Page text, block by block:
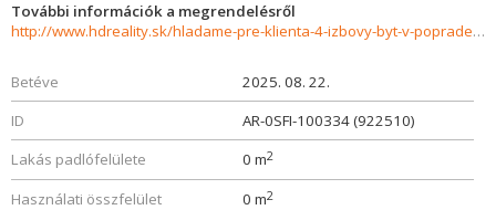
További információk a megrendelésről
http://www.hdreality.sk/hladame-pre-klienta-4-izbovy-byt-v-poprade-sidlisko-pod-skalkou-926188
Betéve
2025. 08. 22.
ID
AR-0SFI-100334 (922510)
Lakás padlófelülete
0 m2
Használati összfelület 0 m2